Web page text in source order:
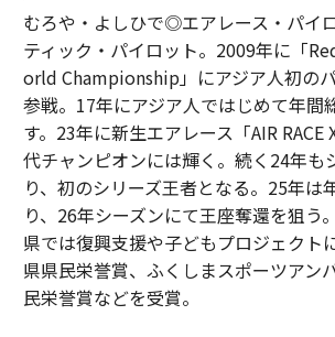
むろや・よしひで◎エアレース・パイ
ティック・パイロット。2009年に「
orld Championship」にアジア人初の
参戦。17年にアジア人ではじめて年間
す。23年に新生エアレース「AIR RACE
代チャンピオンには輝く。続く24年も
り、初のシリーズ王者となる。25年は
り、26年シーズンにて王座奪還を狙う
県では復興支援や子どもプロジェクト
県県民栄誉賞、ふくしまスポーツアン
民栄誉賞などを受賞。